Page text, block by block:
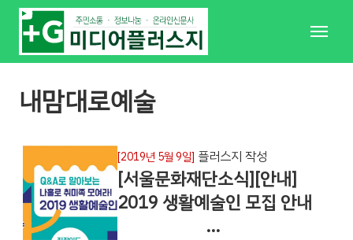
메
뉴
내맘대로예술
[2019년 5월 9일] 플러스지 작성
[서울문화재단소식][안내]
2019 생활예술인 모집 안내
⠀⠀⠀⠀⠀⠀⠀…